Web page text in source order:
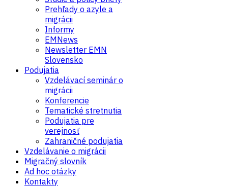
Prehľady o azyle a
migrácii
Informy
EMNews
Newsletter EMN
Slovensko
Podujatia
Vzdelávací seminár o
migrácii
Konferencie
Tematické stretnutia
Podujatia pre
verejnosť
Zahraničné podujatia
Vzdelávanie o migrácii
Migračný slovník
Ad hoc otázky
Kontakty